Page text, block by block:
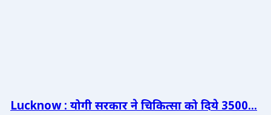
Lucknow : योगी सरकार ने चिकित्सा को दिये 3500...